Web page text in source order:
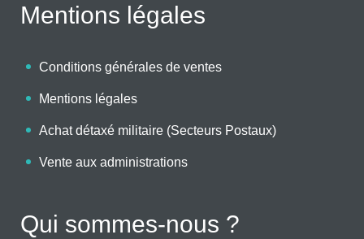
Mentions légales
Conditions générales de ventes
Mentions légales
Achat détaxé militaire (Secteurs Postaux)
Vente aux administrations
Qui sommes-nous ?